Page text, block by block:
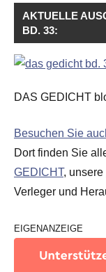
AKTUELLE
BD. 33:
DAS GEDICHT
Besuchen Sie
Dort finden Sie
GEDICHT, unsere
Verleger und
EIGENANZEIGE